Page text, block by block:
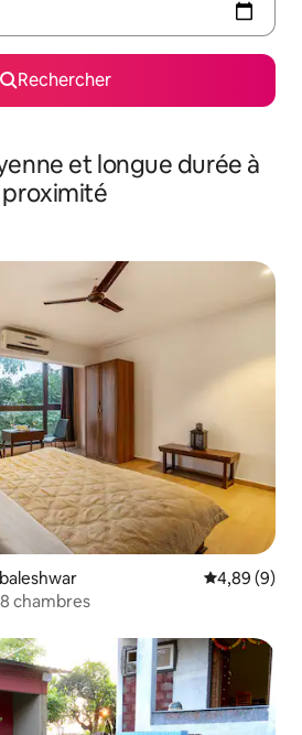
Rechercher
et longue durée à
proximité
Évaluation
4,89 (9)
chambres